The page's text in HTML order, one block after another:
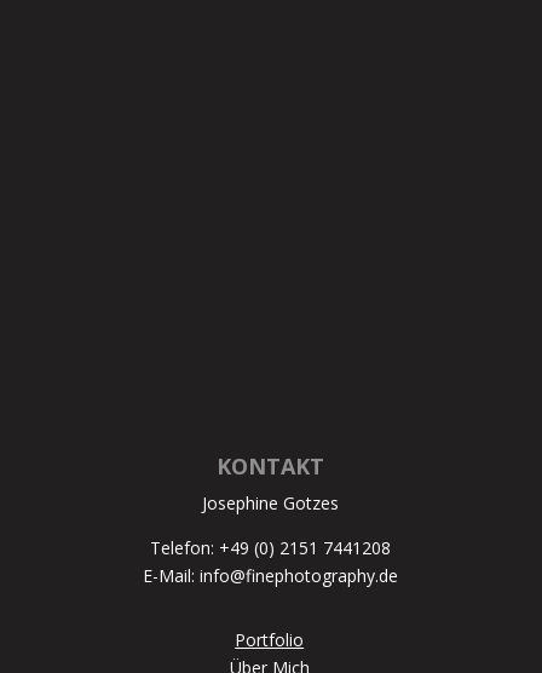
KONTAKT
Josephine Gotzes
Telefon: +49 (0) 2151 7441208
E-Mail: info@finephotography.de
Portfolio
Über Mich